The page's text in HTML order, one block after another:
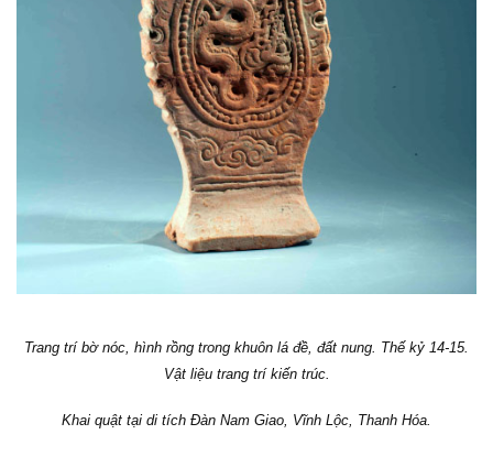
Trang trí bờ nóc, hình rồng trong khuôn lá đề, đất nung. Thế kỷ 14-15.
Vật liệu trang trí kiến trúc.
Khai quật tại di tích Đàn Nam Giao, Vĩnh Lộc, Thanh Hóa.